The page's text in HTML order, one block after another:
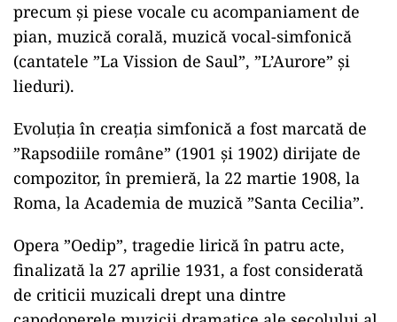
precum şi piese vocale cu acompaniament de
pian, muzică corală, muzică vocal-simfonică
(cantatele ”La Vission de Saul”, ”L’Aurore” şi
lieduri).
Evoluţia în creaţia simfonică a fost marcată de
”Rapsodiile române” (1901 şi 1902) dirijate de
compozitor, în premieră, la 22 martie 1908, la
Roma, la Academia de muzică ”Santa Cecilia”.
Opera ”Oedip”, tragedie lirică în patru acte,
finalizată la 27 aprilie 1931, a fost considerată
de criticii muzicali drept una dintre